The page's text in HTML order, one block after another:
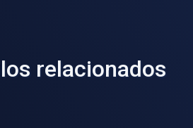
relacionados